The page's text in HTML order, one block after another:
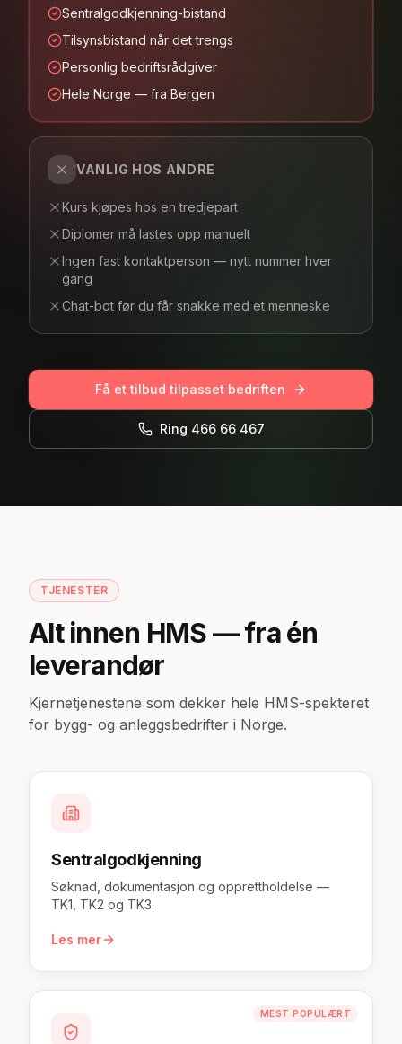
Sentralgodkjenning-bistand
Tilsynsbistand når det trengs
Personlig bedriftsrådgiver
Hele Norge — fra Bergen
VANLIG HOS ANDRE
Kurs kjøpes hos en tredjepart
Diplomer må lastes opp manuelt
Ingen fast kontaktperson — nytt nummer hver
gang
Chat-bot før du får snakke med et menneske
Få et tilbud tilpasset bedriften
Ring 466 66 467
TJENESTER
Alt innen HMS — fra én
leverandør
Kjernetjenestene som dekker hele HMS-spekteret
for bygg- og anleggsbedrifter i Norge.
Sentralgodkjenning
Søknad, dokumentasjon og opprettholdelse —
TK1, TK2 og TK3.
Les mer
MEST POPULÆRT